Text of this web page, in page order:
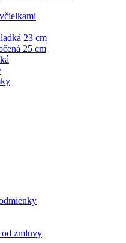
23 cm
25 cm
od zmluvy